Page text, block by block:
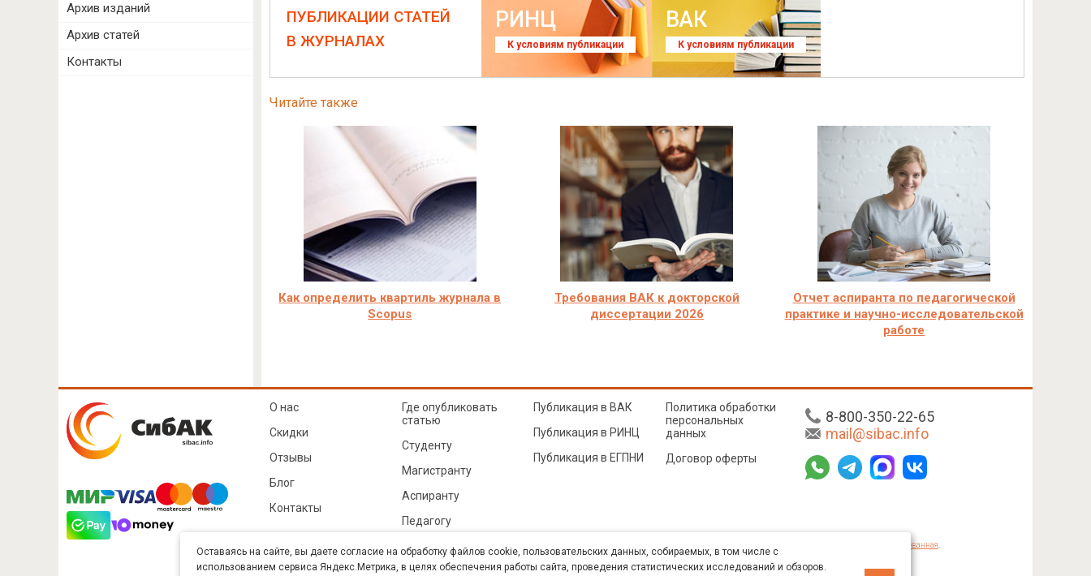
ПУБЛИКАЦИИ СТАТЕЙ
В ЖУРНАЛАХ
РИНЦ
К условиям публикации
ВАК
К условиям публикации
Читайте также
Как определить квартиль журнала в
Scopus
Требования ВАК к докторской
диссертации 2026
Отчет аспиранта по педагогической
практике и научно-исследовательской
работе
Архив изданий
Архив статей
Контакты
8-800-350-22-65
mail@sibac.info
О нас
Скидки
Отзывы
Блог
Контакты
Где опубликовать
статью
Студенту
Магистранту
Аспиранту
Педагогу
Публикация в ВАК
Публикация в РИНЦ
Публикация в ЕГПНИ
Политика обработки
персональных
данных
Договор оферты
лицензии Creative Commons «Attribution» («Атрибуция») 4.0 Непортированная
Карта сайта
Оставаясь на сайте, вы даете согласие на обработку файлов cookie, пользовательских данных, собираемых, в том числе с
использованием сервиса Яндекс.Метрика, в целях обеспечения работы сайта, проведения статистических исследований и обзоров.